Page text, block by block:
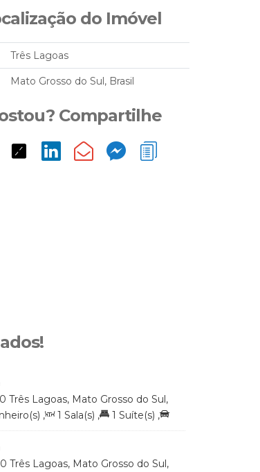
do Imóvel
Três Lagoas
Mato Grosso do Sul, Brasil
Compartilhe
Três Lagoas, Mato Grosso do Sul,
, 1 Sala(s) , 1 Suíte(s) ,
Três Lagoas, Mato Grosso do Sul,